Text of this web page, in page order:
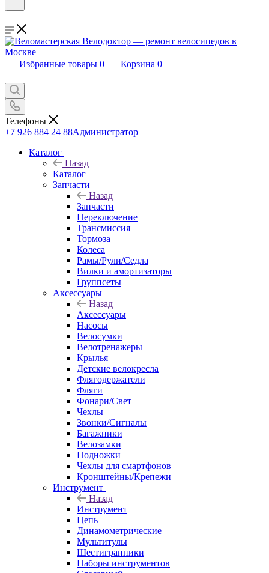
Избранные товары 0 Корзина 0
Телефоны
+7 926 884 24 88Администратор
Каталог
Назад
Каталог
Запчасти
Назад
Запчасти
Переключение
Трансмиссия
Тормоза
Колеса
Рамы/Рули/Седла
Вилки и амортизаторы
Группсеты
Аксессуары
Назад
Аксессуары
Насосы
Велосумки
Велотренажеры
Крылья
Детские велокресла
Флягодержатели
Фляги
Фонари/Свет
Чехлы
Звонки/Сигналы
Багажники
Велозамки
Подножки
Чехлы для смартфонов
Кронштейны/Крепежи
Инструмент
Назад
Инструмент
Цепь
Динамометрические
Мультитулы
Шестигранники
Наборы инструментов